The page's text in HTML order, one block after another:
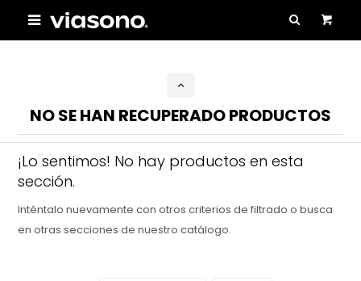

NO SE HAN RECUPERADO PRODUCTOS
¡Lo sentimos! No hay productos en esta
sección.
Inténtalo nuevamente con otros criterios de filtrado o busca
en otras secciones de nuestro catálogo.